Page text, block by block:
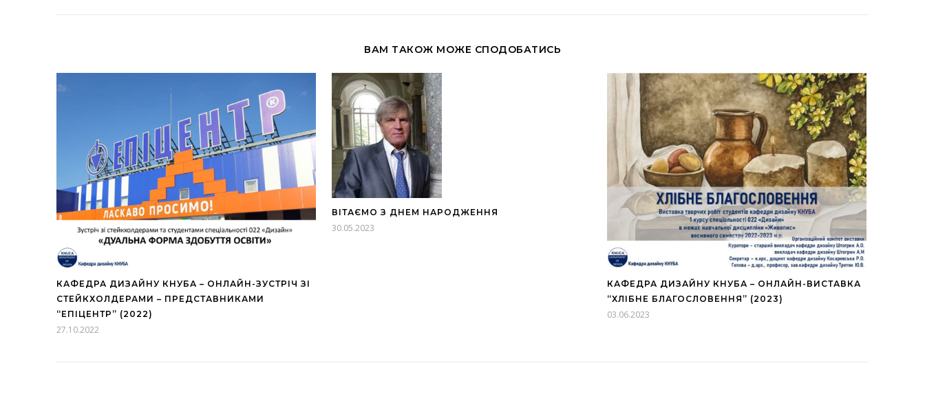
ВАМ ТАКОЖ МОЖЕ СПОДОБАТИСЬ
КАФЕДРА ДИЗАЙНУ КНУБА – ОНЛАЙН-ЗУСТРІЧ ЗІ
СТЕЙКХОЛДЕРАМИ – ПРЕДСТАВНИКАМИ
“ЕПІЦЕНТР” (2022)
27.10.2022
ВІТАЄМО З ДНЕМ НАРОДЖЕННЯ
30.05.2023
КАФЕДРА ДИЗАЙНУ КНУБА – ОНЛАЙН-ВИСТАВКА
“ХЛІБНЕ БЛАГОСЛОВЕННЯ” (2023)
03.06.2023